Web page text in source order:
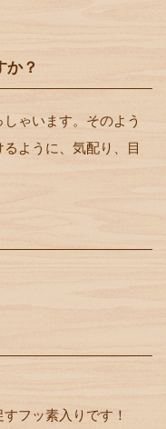
か？
ゃいます。そのよう
ように、気配り、目
フッ素入りです！